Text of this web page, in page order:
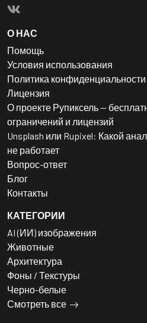
О НАС
Помощь
Условия использования
Политика конфиденциальности
Лицензия
О проекте Рупиксель —
ограничений и лицензий
Unsplash или Rupixel: Какой
не работает
Вопрос-ответ
Блог
Контакты
КАТЕГОРИИ
AI (ИИ) изображения
Животные
Архитектура
Фоны / Текстуры
Черно-белые
Смотреть все